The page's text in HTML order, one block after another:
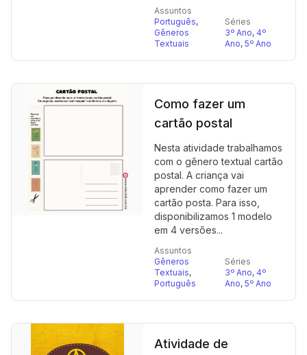
Assuntos
Português,
Gêneros
Textuais
Séries
3º Ano, 4º
Ano, 5º Ano
Como fazer um
cartão postal
Nesta atividade trabalhamos
com o gênero textual cartão
postal. A criança vai
aprender como fazer um
cartão posta. Para isso,
disponibilizamos 1 modelo
em 4 versões...
Assuntos
Gêneros
Textuais,
Português
Séries
3º Ano, 4º
Ano, 5º Ano
Atividade de